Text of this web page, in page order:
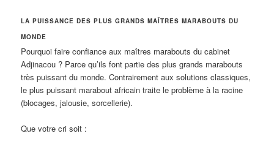
LA PUISSANCE DES PLUS GRANDS MAÎTRES MARABOUTS DU
MONDE
Pourquoi faire confiance aux maîtres marabouts du cabinet
Adjinacou ? Parce qu’ils font partie des plus grands marabouts
très puissant du monde. Contrairement aux solutions classiques,
le plus puissant marabout africain traite le problème à la racine
(blocages, jalousie, sorcellerie).
Que votre cri soit :